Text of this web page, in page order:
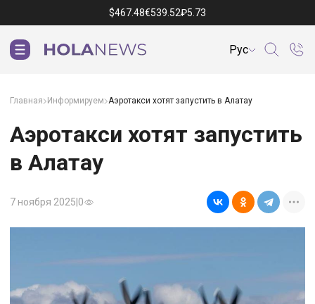
$467.48€539.52₽5.73
Рус
Главная Информируем Аэротакси хотят запустить в Алатау
Аэротакси хотят запустить
в Алатау
7 ноября 2025 0